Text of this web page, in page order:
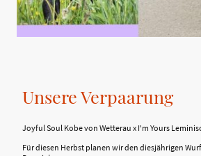
Unsere Verpaarung
Joyful Soul Kobe von Wetterau x I'm Yours
Für diesen Herbst planen wir den diesjährigen